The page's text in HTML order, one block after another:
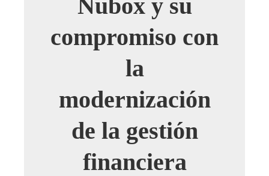
Nubox y su
compromiso con
la
modernización
de la gestión
financiera